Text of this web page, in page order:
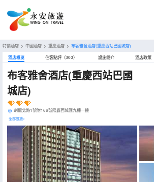
特價酒店 > 中國酒店 > 重慶酒店 > 布客雅舍酒店(重慶西站巴國城店)
酒店概览 住客點評（300） 設施簡介 酒店政策
布客雅舍酒店(重慶西站巴國
城店)
劍龍北路1號附166號隆鑫西城匯九棟一樓
全部設施>